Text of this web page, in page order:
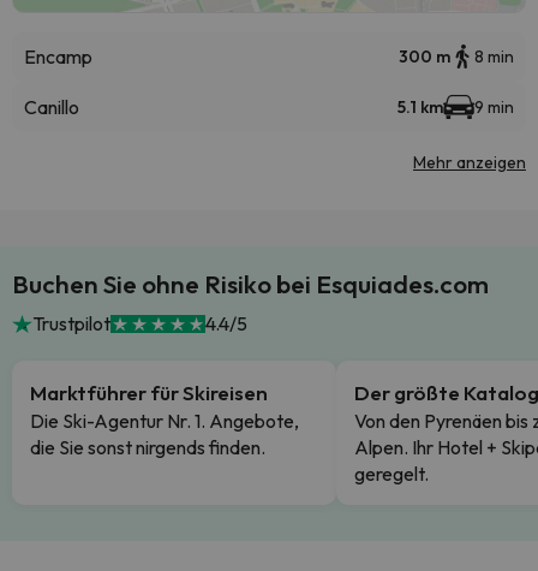
Encamp 300 m 8 min
Canillo 5.1 km 9 min
Mehr anzeigen
Buchen Sie ohne Risiko bei Esquiades.com
Trustpilot 4.4/5
Marktführer für Skireisen
Die Ski-Agentur Nr. 1. Angebote,
die Sie sonst nirgends finden.
Der größte Katalog
Von den Pyrenäen bis
Alpen. Ihr Hotel +
geregelt.